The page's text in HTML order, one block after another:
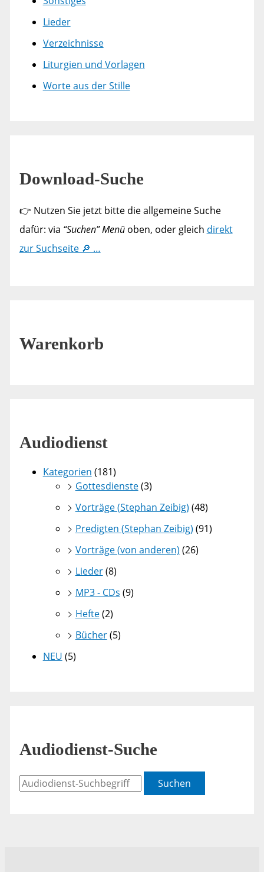
Lieder
Verzeichnisse
Liturgien und Vorlagen
Worte aus der Stille
Download-Suche
👉 Nutzen Sie jetzt bitte die allgemeine Suche
dafür: via “Suchen” Menüoben, oder gleich direkt
zur Suchseite 🔎 …
Warenkorb
Audiodienst
Kategorien (181)
Gottesdienste(3)
Vorträge (Stephan Zeibig) (48)
Predigten (Stephan Zeibig) (91)
Vorträge (von anderen) (26)
Lieder(8)
MP3 - CDs (9)
Hefte(2)
Bücher(5)
NEU (5)
Audiodienst-Suche
Suchen